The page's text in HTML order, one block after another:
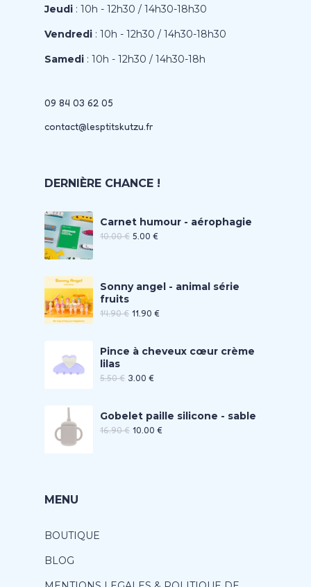
Jeudi : 10h - 12h30 / 14h30-18h30
Vendredi : 10h - 12h30 / 14h30-18h30
Samedi : 10h - 12h30 / 14h30-18h
09 84 03 62 05
contact@lesptitskutzu.fr
DERNIÈRE CHANCE !
Carnet humour - aérophagie
10.00€ 5.00 €
Sonny angel - animal série
fruits
14.90€ 11.90 €
Pince à cheveux cœur crème
lilas
5.50€ 3.00 €
Gobelet paille silicone - sable
16.90€ 10.00 €
MENU
BOUTIQUE
BLOG